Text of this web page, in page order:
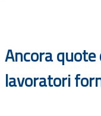
Ancora
lavoratori